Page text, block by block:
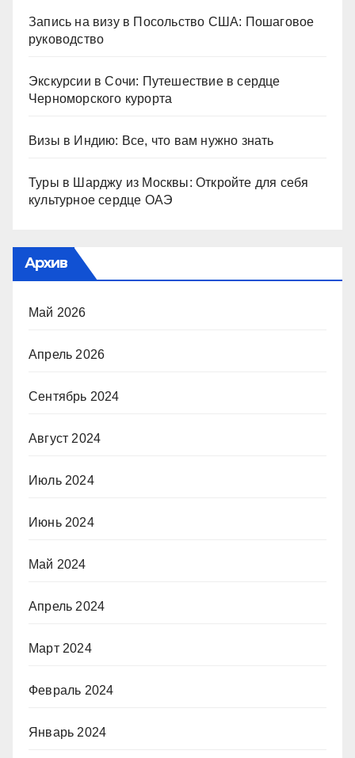
Запись на визу в Посольство США: Пошаговое
руководство
Экскурсии в Сочи: Путешествие в сердце
Черноморского курорта
Визы в Индию: Все, что вам нужно знать
Туры в Шарджу из Москвы: Откройте для себя
культурное сердце ОАЭ
Архив
Май 2026
Апрель 2026
Сентябрь 2024
Август 2024
Июль 2024
Июнь 2024
Май 2024
Апрель 2024
Март 2024
Февраль 2024
Январь 2024